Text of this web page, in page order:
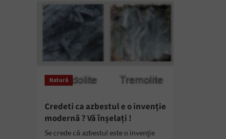
Natură
Credeti ca azbestul e o invenție
modernă ? Vă înșelați !
Se crede că azbestul este o invenţie